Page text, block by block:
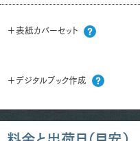
＋表紙カバーセット
＋デジタルブック作成